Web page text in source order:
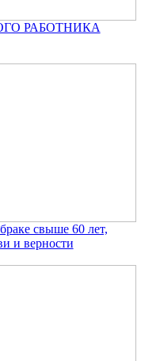
РАБОТНИКА
свыше 60 лет,
и верности